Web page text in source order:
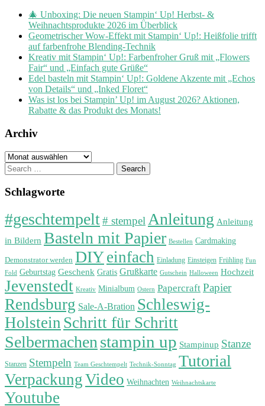
🎄 Unboxing: Die neuen Stampin‘ Up! Herbst- &
Weihnachtsprodukte 2026 im Überblick
Geometrischer Wow-Effekt mit Stampin‘ Up!: Heißfolie trifft
auf farbenfrohe Blending-Technik
Kreativ mit Stampin‘ Up!: Farbenfroher Gruß mit „Flowers
Fair“ und „Einfach gute Grüße“
Edel basteln mit Stampin‘ Up!: Goldene Akzente mit „Echos
von Details“ und „Inked Floret“
Was ist los bei Stampin’ Up! im August 2026? Aktionen,
Rabatte & das Produkt des Monats!
Archiv
Archiv
Search
for:
Schlagworte
#geschtempelt# stempel Anleitung Anleitung
in Bildern Basteln mit Papier Bestellen Cardmaking
Demonstrator werden DIYeinfach Einladung Einsteigen Frühling Fun
Fold Geburtstag Geschenk Gratis Grußkarte Gutschein Halloween Hochzeit
Jevenstedt Kreativ Minialbum Ostern Papercraft Papier
Rendsburg Sale-A-Bration Schleswig-
Holstein Schritt für Schritt
Selbermachen stampin up Stampinup Stanze
Stanzen Stempeln Team Geschtempelt Technik-Sonntag Tutorial
VerpackungVideo Weihnachten Weihnachtskarte
Youtube